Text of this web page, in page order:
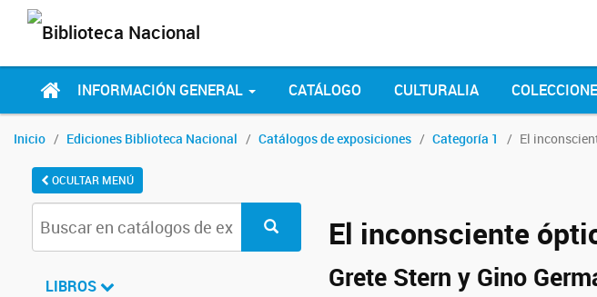
INFORMACIÓN GENERAL CATÁLOGO CULTURALIA
Inicio Ediciones Biblioteca Nacional Catálogos de exposiciones Categoría 1 El
OCULTAR MENÚ
LIBROS
El inconsciente
Grete Stern y Gino